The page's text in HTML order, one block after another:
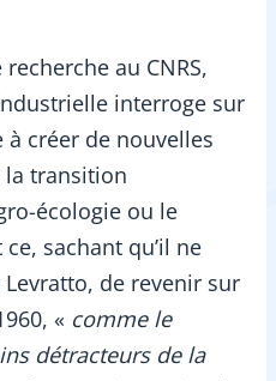
au CNRS,
interroge sur
à créer de nouvelles
la transition
écologie ou le
sachant qu’il ne
Levratto, de revenir sur
« comme le
détracteurs de la